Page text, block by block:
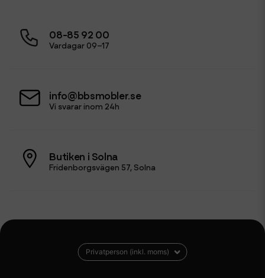
08-85 92 00
Vardagar 09–17
info@bbsmobler.se
Vi svarar inom 24h
Butiken i Solna
Fridenborgsvägen 57, Solna